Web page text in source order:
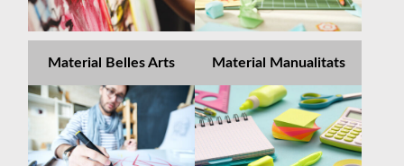
Material Belles Arts Material Manualitats